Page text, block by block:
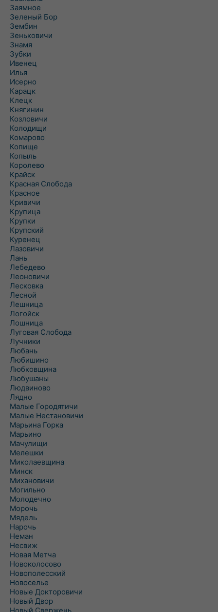
Заямное
Зеленый Бор
Зембин
Зеньковичи
Знамя
Зубки
Ивенец
Илья
Исерно
Карацк
Клецк
Княгинин
Козловичи
Колодищи
Комарово
Копище
Копыль
Королево
Крайск
Красная Слобода
Красное
Кривичи
Крупица
Крупки
Крупский
Куренец
Лазовичи
Лань
Лебедево
Леоновичи
Лесковка
Лесной
Лешница
Логойск
Лошница
Луговая Слобода
Лучники
Любань
Любишино
Любковщина
Любушаны
Людвиново
Лядно
Малые Городятичи
Малые Нестановичи
Марьина Горка
Марьино
Мачулищи
Мелешки
Миколаевщина
Минск
Михановичи
Могильно
Молодечно
Морочь
Мядель
Нарочь
Неман
Несвиж
Новая Метча
Новоколосово
Новополесский
Новоселье
Новые Докторовичи
Новый Двор